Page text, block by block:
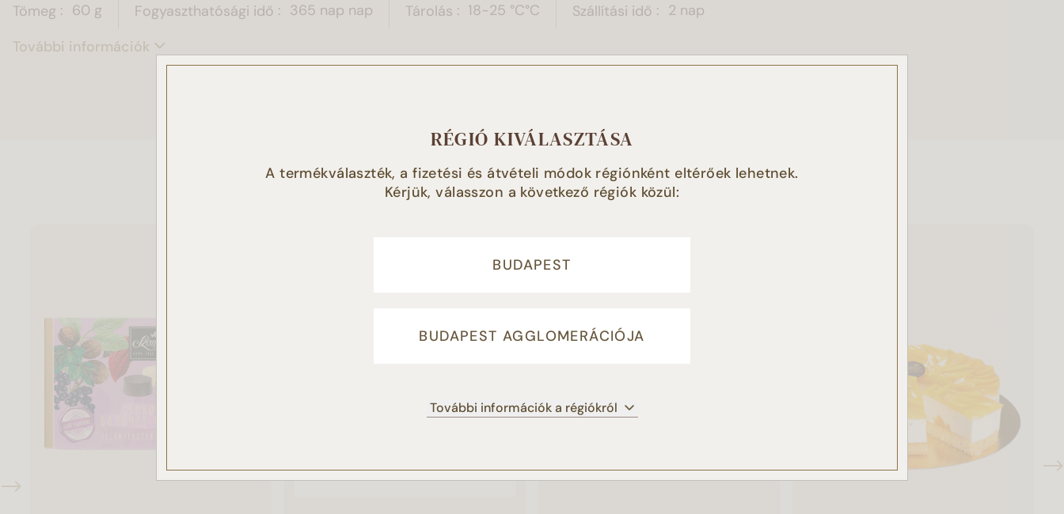
Tömeg 60 g Fogyaszthatósági idő 365 nap nap Tárolás 18-25 °C°C Szállítási idő
2 nap
További információk
HASONLÓ TERMÉKEK
RÉGIÓ KIVÁLASZTÁSA
A termékválaszték, a fizetési és átvételi módok régiónként eltérőek lehetnek.
Kérjük, válasszon a következő régiók közül:
BUDAPEST
BUDAPEST AGGLOMERÁCIÓJA
További információk a régiókról
Ez a weboldal sütiket használ!
látogatóink magasabb szintű kiszolgálásához, a weboldalforgalmunk
elemzéséhez, illetve marketing tevékenységünk támogatása érdekében.
csak a honlap működéshez elengedhetetlenül szükséges sütiket
ELFOGADOM